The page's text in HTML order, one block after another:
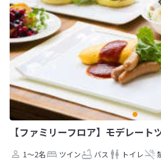
【ファミリーフロア】モデレート
1～2名 ツイン バス トイレ